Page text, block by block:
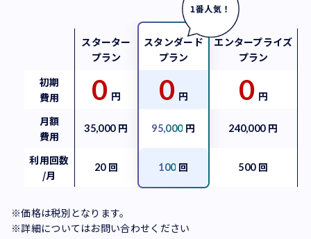
初期
費用
月額
費用
利用回数
/月
スターター
プラン
0 円
35,000 円
20 回
スタンダード
プラン
0 円
95,000 円
100 回
エンタープライズ
プラン
0 円
240,000 円
500 回
※価格は税別となります。
※詳細についてはお問い合わせください